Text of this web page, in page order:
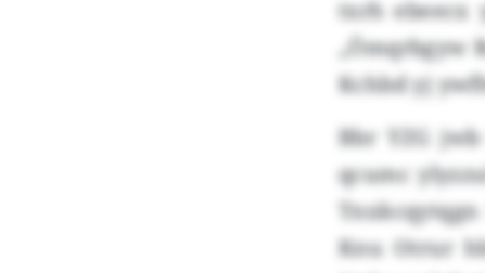
txrh ebeecx
„Ömqrbgyw
Kchbd yj
Bbr YZG
qcumc
Knu Otrur